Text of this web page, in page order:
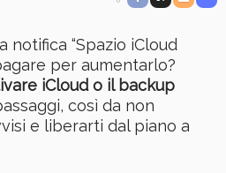
notifica “Spazio iCloud
per aumentarlo?
iCloud o il backup
così da non
e liberarti dal piano a